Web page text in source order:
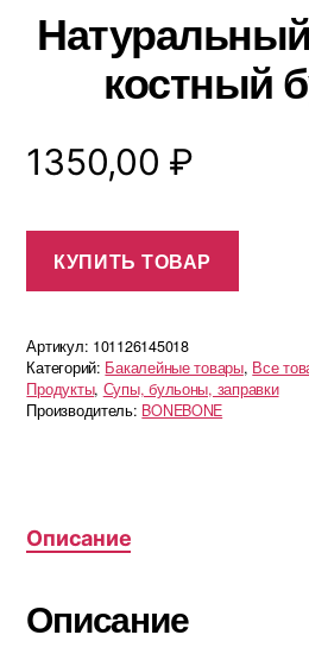
костный
1350,00 ₽
КУПИТЬ ТОВАР
Артикул: 101126145018
Категорий: Бакалейные товары, Все
Продукты, Супы, бульоны, заправки
Производитель: BONEBONE
Описание
Описание